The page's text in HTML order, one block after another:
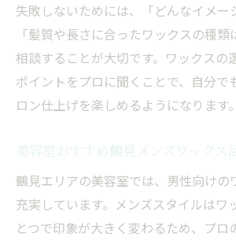
失敗しないためには、「どんなイメー
「髪質や長さに合ったワックスの種
相談することが大切です。ワックスの
ポイントをプロに聞くことで、自分で
ロン仕上げを楽しめるようになります。
美容室おすすめ鶴見メンズワックス
鶴見エリアの美容室では、男性向けの
充実しています。メンズスタイルはワ
とつで印象が大きく変わるため、プロ